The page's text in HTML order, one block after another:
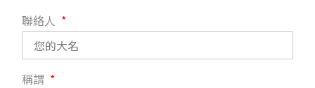
聯絡人
稱謂